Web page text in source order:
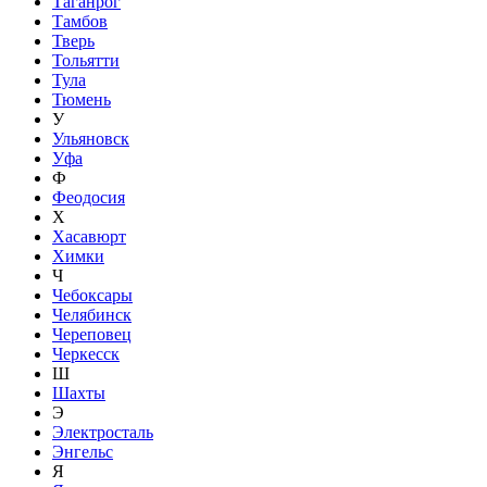
Тамбов
Тверь
Тольятти
Тула
Тюмень
У
Ульяновск
Уфа
Ф
Феодосия
Х
Хасавюрт
Химки
Ч
Чебоксары
Челябинск
Череповец
Черкесск
Ш
Шахты
Э
Электросталь
Энгельс
Я